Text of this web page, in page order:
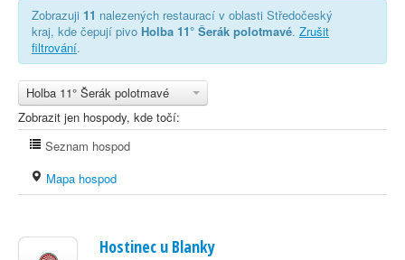
Zobrazuji 11 nalezených restaurací v oblasti Středočeský
kraj, kde čepují pivo Holba 11° Šerák polotmavé. Zrušit
filtrování.
Holba 11° Šerák polotmavé
Zobrazit jen hospody, kde točí:
Seznam hospod
Mapa hospod
Hostinec u Blanky